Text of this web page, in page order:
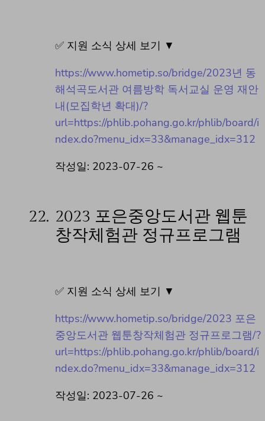
✅ 지원 소식 상세 보기 ▼
https://www.hometip.so/bridge/2023년 동
해석곡도서관 여름방학 독서교실 운영 재안
내(모집학년 확대)/?
url=https://phlib.pohang.go.kr/phlib/board/i
ndex.do?menu_idx=33&manage_idx=312
작성일: 2023-07-26 ~
22. 2023 포은중앙도서관 웹툰
창작체험관 정규프로그램
✅ 지원 소식 상세 보기 ▼
https://www.hometip.so/bridge/2023 포은
중앙도서관 웹툰창작체험관 정규프로그램/?
url=https://phlib.pohang.go.kr/phlib/board/i
ndex.do?menu_idx=33&manage_idx=312
작성일: 2023-07-26 ~